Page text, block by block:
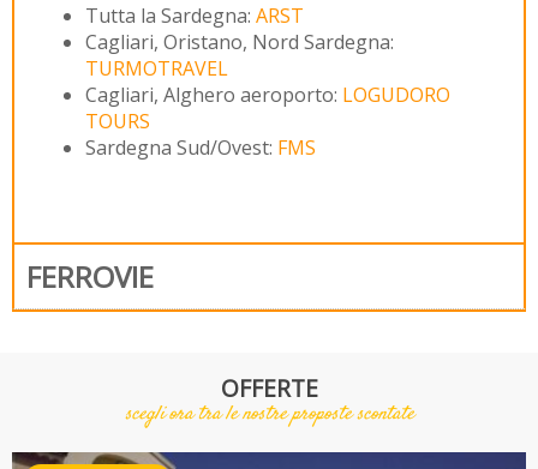
Tutta la Sardegna:ARST
Cagliari, Oristano, Nord Sardegna:
TURMOTRAVEL
Cagliari, Alghero aeroporto: LOGUDORO
TOURS
Sardegna Sud/Ovest: FMS
FERROVIE
OFFERTE
scegli ora tra le nostre proposte scontate